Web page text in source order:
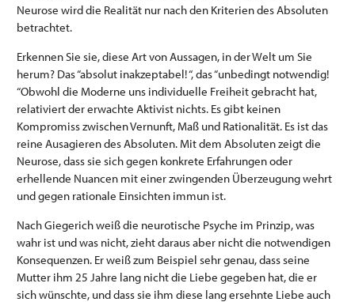
Neurose wird die Realität nur nach den Kriterien des Absoluten
betrachtet.
Erkennen Sie sie, diese Art von Aussagen, in der Welt um Sie
herum? Das “absolut inakzeptabel! “, das “unbedingt notwendig!
“Obwohl die Moderne uns individuelle Freiheit gebracht hat,
relativiert der erwachte Aktivist nichts. Es gibt keinen
Kompromiss zwischen Vernunft, Maß und Rationalität. Es ist das
reine Ausagieren des Absoluten. Mit dem Absoluten zeigt die
Neurose, dass sie sich gegen konkrete Erfahrungen oder
erhellende Nuancen mit einer zwingenden Überzeugung wehrt
und gegen rationale Einsichten immun ist.
Nach Giegerich weiß die neurotische Psyche im Prinzip, was
wahr ist und was nicht, zieht daraus aber nicht die notwendigen
Konsequenzen. Er weiß zum Beispiel sehr genau, dass seine
Mutter ihm 25 Jahre lang nicht die Liebe gegeben hat, die er
sich wünschte, und dass sie ihm diese lang ersehnte Liebe auch